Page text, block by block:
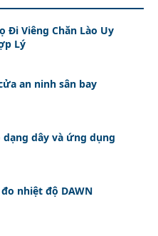
Đi Viêng Chăn Lào Uy
Lý
an ninh sân bay
dây và ứng dụng
nhiệt độ DAWN